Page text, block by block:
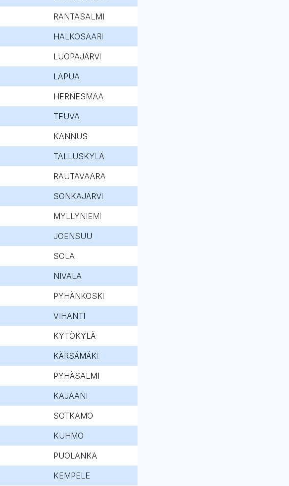
RANTASALMI
HALKOSAARI
LUOPAJÄRVI
LAPUA
HERNESMAA
TEUVA
KANNUS
TALLUSKYLÄ
RAUTAVAARA
SONKAJÄRVI
MYLLYNIEMI
JOENSUU
SOLA
NIVALA
PYHÄNKOSKI
VIHANTI
KYTÖKYLÄ
KÄRSÄMÄKI
PYHÄSALMI
KAJAANI
SOTKAMO
KUHMO
PUOLANKA
KEMPELE